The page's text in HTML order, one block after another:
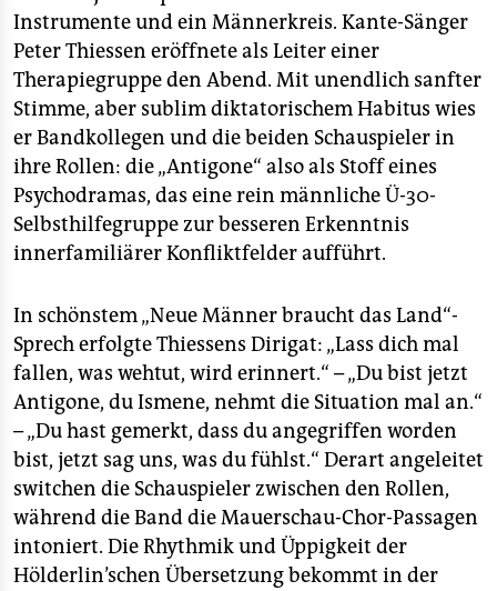
Instrumente und ein Männerkreis. Kante-Sänger
Peter Thiessen eröffnete als Leiter einer
Therapiegruppe den Abend. Mit unendlich sanfter
Stimme, aber sublim diktatorischem Habitus wies
er Bandkollegen und die beiden Schauspieler in
ihre Rollen: die „Antigone“ also als Stoff eines
Psychodramas, das eine rein männliche Ü-30-
Selbsthilfegruppe zur besseren Erkenntnis
innerfamiliärer Konfliktfelder aufführt.
In schönstem „Neue Männer braucht das Land“-
Sprech erfolgte Thiessens Dirigat: „Lass dich mal
fallen, was wehtut, wird erinnert.“ – „Du bist jetzt
Antigone, du Ismene, nehmt die Situation mal an.“
– „Du hast gemerkt, dass du angegriffen worden
bist, jetzt sag uns, was du fühlst.“ Derart angeleitet
switchen die Schauspieler zwischen den Rollen,
während die Band die Mauerschau-Chor-Passagen
intoniert. Die Rhythmik und Üppigkeit der
Hölderlin’schen Übersetzung bekommt in der